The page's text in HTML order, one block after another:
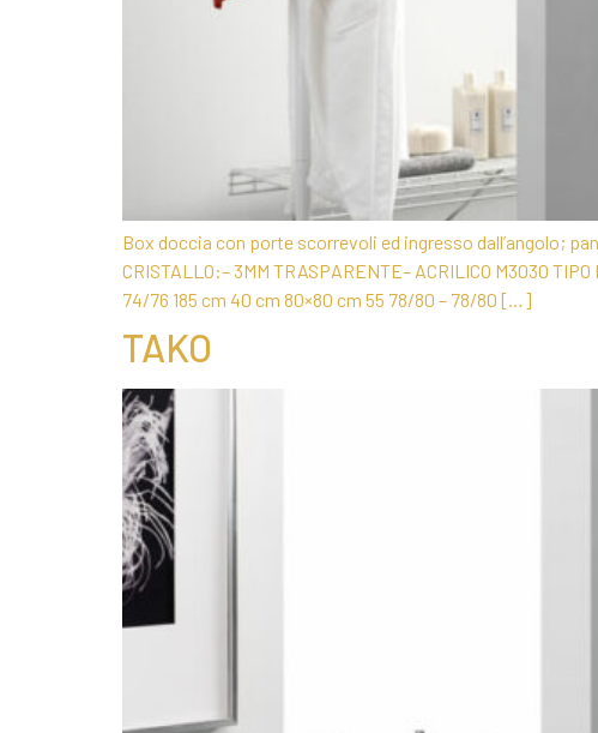
Box doccia con porte scorrevoli ed ingresso dall’angolo;
CRISTALLO:– 3MM TRASPARENTE– ACRILICO M3030
74/76 185 cm 40 cm 80×80 cm 55 78/80 – 78/80 […]
TAKO